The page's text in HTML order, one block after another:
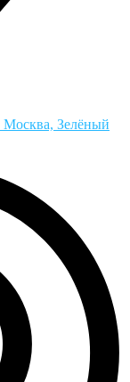
Москва, Зелёный